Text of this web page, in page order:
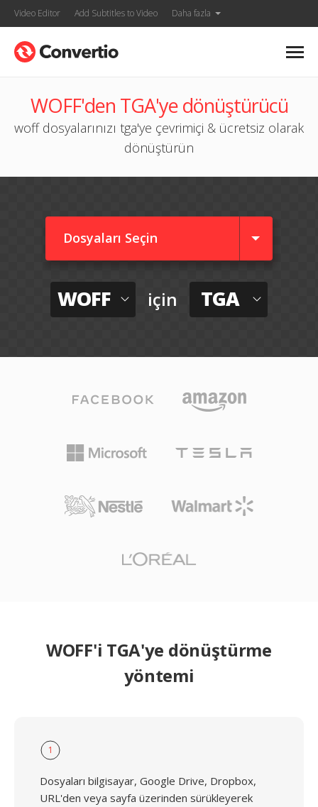
Video Editor Add Subtitles to Video Daha fazla
WOFF'den TGA'ye dönüştürücü
woff dosyalarınızı tga'ye çevrimiçi & ücretsiz olarak
dönüştürün
Dosyaları Seçin
WOFF için TGA
WOFF'i TGA'ye dönüştürme
yöntemi
1
Dosyaları bilgisayar, Google Drive, Dropbox,
URL'den veya sayfa üzerinden sürükleyerek